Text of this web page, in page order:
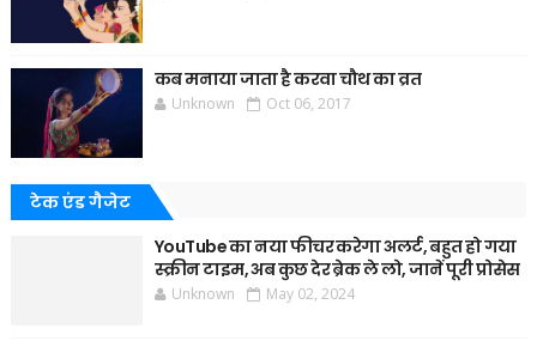
कब मनाया जाता है करवा चौथ का व्रत
Unknown Oct 06, 2017
टेक एंड गैजेट
YouTube का नया फीचर करेगा अलर्ट, बहुत हो गया
स्क्रीन टाइम, अब कुछ देर ब्रेक ले लो, जानें पूरी प्रोसेस
Unknown May 02, 2024